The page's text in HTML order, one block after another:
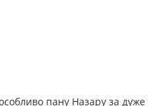
пану Назару за